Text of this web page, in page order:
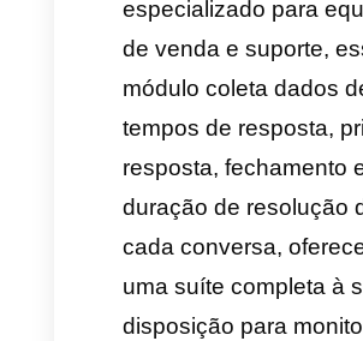
WhatsApp
um BSP pode ter
WhatsApp
benefícios
verificação do
integrar múltiplos
diferentes